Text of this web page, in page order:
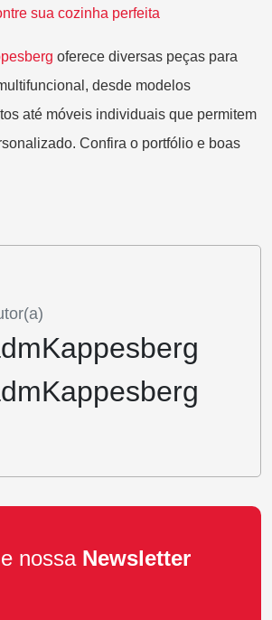
sua cozinha perfeita
oferece diversas peças para
desde modelos
até móveis individuais que permitem
Confira o portfólio e boas
nossa Newsletter